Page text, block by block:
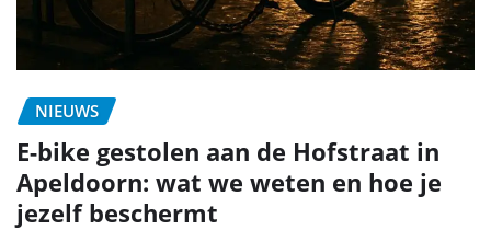
NIEUWS
E-bike gestolen aan de Hofstraat in
Apeldoorn: wat we weten en hoe je
jezelf beschermt